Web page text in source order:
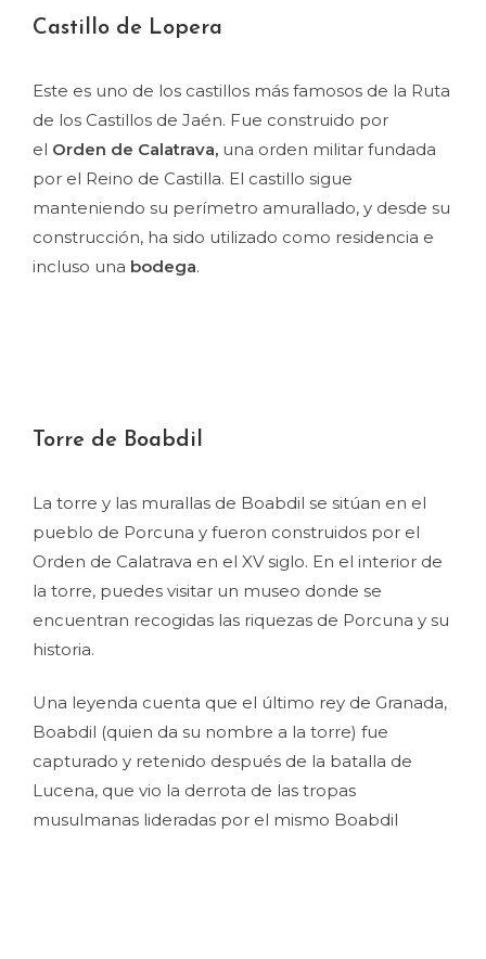
Castillo de Lopera
Este es uno de los castillos más famosos de la Ruta
de los Castillos de Jaén. Fue construido por
el Orden de Calatrava, una orden militar fundada
por el Reino de Castilla. El castillo sigue
manteniendo su perímetro amurallado, y desde su
construcción, ha sido utilizado como residencia e
incluso una bodega.
Torre de Boabdil
La torre y las murallas de Boabdil se sitúan en el
pueblo de Porcuna y fueron construidos por el
Orden de Calatrava en el XV siglo. En el interior de
la torre, puedes visitar un museo donde se
encuentran recogidas las riquezas de Porcuna y su
historia.
Una leyenda cuenta que el último rey de Granada,
Boabdil (quien da su nombre a la torre) fue
capturado y retenido después de la batalla de
Lucena, que vio la derrota de las tropas
musulmanas lideradas por el mismo Boabdil